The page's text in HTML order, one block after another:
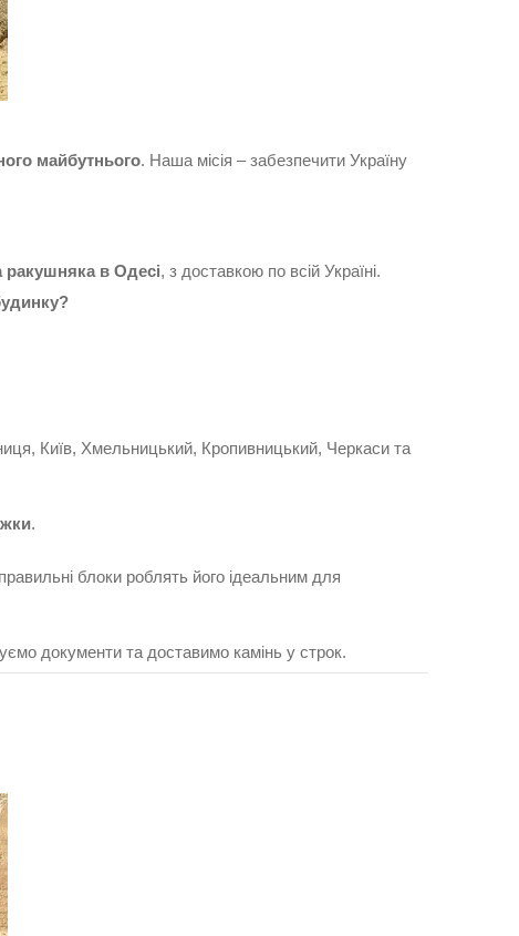
майбутнього. Наша місія – забезпечити Україну
в Одесі, з доставкою по всій Україні.
Київ, Хмельницький, Кропивницький, Черкаси та
.
блоки роблять його ідеальним для
документи та доставимо камінь у строк.